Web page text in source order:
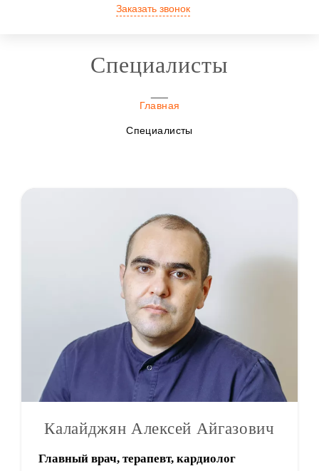
Заказать звонок
Специалисты
Главная
Специалисты
Калайджян Алексей Айгазович
Главный врач, терапевт, кардиолог